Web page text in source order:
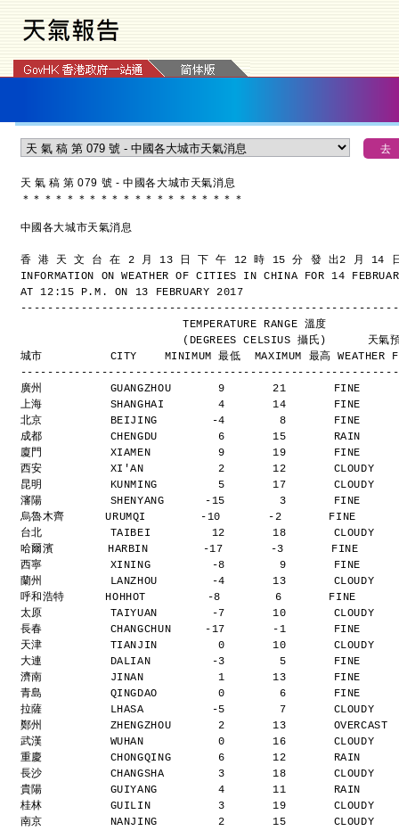
天 氣 稿 第 079 號 - 中國各大城市天氣消息
＊ ＊ ＊ ＊ ＊ ＊ ＊ ＊ ＊ ＊ ＊ ＊ ＊ ＊ ＊ ＊ ＊ ＊ ＊ ＊
中國各大城市天氣消息
香 港 天 文 台 在 2 月 13 日 下 午 12 時 15 分 發 出2 月 14
INFORMATION ON WEATHER OF CITIES IN CHINA FOR 14
AT 12:15 P.M. ON 13 FEBRUARY 2017
                        TEMPERATURE RANGE 溫度
(DEGREES CELSIUS 攝氏)      天氣
城市          CITY    MINIMUM 最低  MAXIMUM 最高 WEATHER
廣州          GUANGZHOU       9       21       FINE
上海          SHANGHAI        4       14       FINE
北京          BEIJING        -4        8       FINE
成都          CHENGDU         6       15       RAIN
廈門          XIAMEN          9       19       FINE
西安          XI'AN           2       12       CLOUDY
昆明          KUNMING         5       17       CLOUDY
瀋陽          SHENYANG      -15        3       FINE
烏魯木齊      URUMQI        -10       -2       FINE
台北          TAIBEI         12       18       CLOUDY
哈爾濱        HARBIN        -17       -3       FINE
西寧          XINING         -8        9       FINE
蘭州          LANZHOU        -4       13       CLOUDY
呼和浩特      HOHHOT         -8        6       FINE
太原          TAIYUAN        -7       10       CLOUDY
長春          CHANGCHUN     -17       -1       FINE
天津          TIANJIN         0       10       CLOUDY
大連          DALIAN         -3        5       FINE
濟南          JINAN           1       13       FINE
青島          QINGDAO         0        6       FINE
拉薩          LHASA          -5        7       CLOUDY
鄭州          ZHENGZHOU       2       13
武漢          WUHAN           0       16       CLOUDY
重慶          CHONGQING       6       12       RAIN
長沙          CHANGSHA        3       18       CLOUDY
貴陽          GUIYANG         4       11       RAIN
桂林          GUILIN          3       19       CLOUDY
南京          NANJING         2       15       CLOUDY